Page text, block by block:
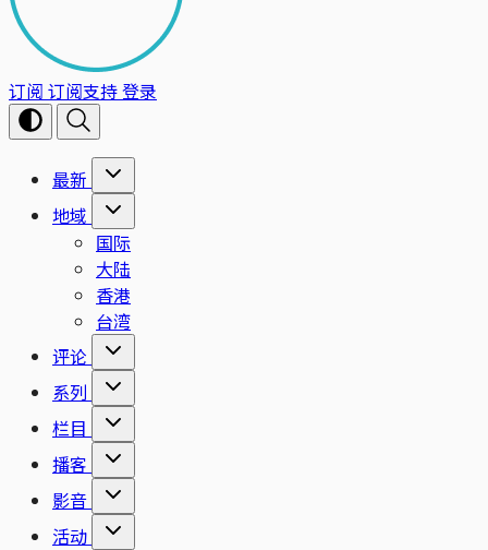
订阅 订阅支持登录
最新
地域
国际
大陆
香港
台湾
评论
系列
栏目
播客
影音
活动